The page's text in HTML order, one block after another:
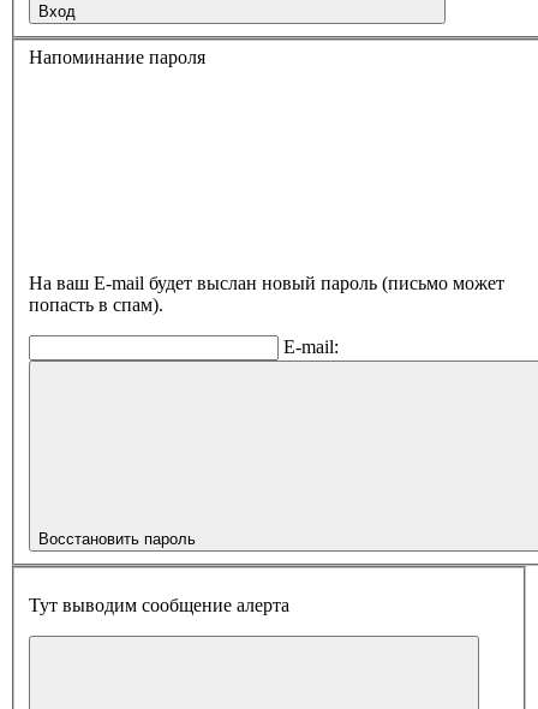
Вход
Напоминание пароля
На ваш E-mail будет выслан новый пароль (письмо может
попасть в спам).
E-mail:
Восстановить пароль
Тут выводим сообщение алерта